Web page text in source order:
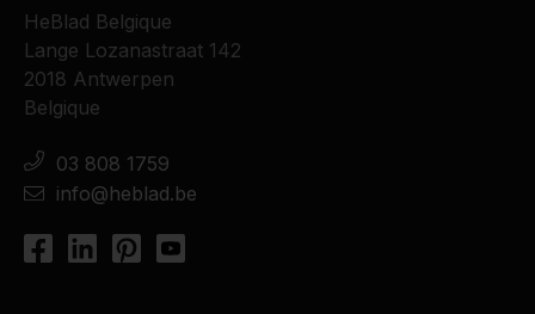
HeBlad Belgique
Lange Lozanastraat 142
2018 Antwerpen
Belgique
03 808 1759
info@heblad.be